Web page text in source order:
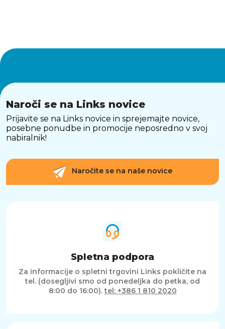
Naroči se na Links novice
Prijavite se na Links novice in sprejemajte novice,
posebne ponudbe in promocije neposredno v svoj
nabiralnik!
Naročite se na naše novice
Spletna podpora
Za informacije o spletni trgovini Links pokličite na
tel. (dosegljivi smo od ponedeljka do petka, od
8:00 do 16:00).tel: +386 1 810 2020